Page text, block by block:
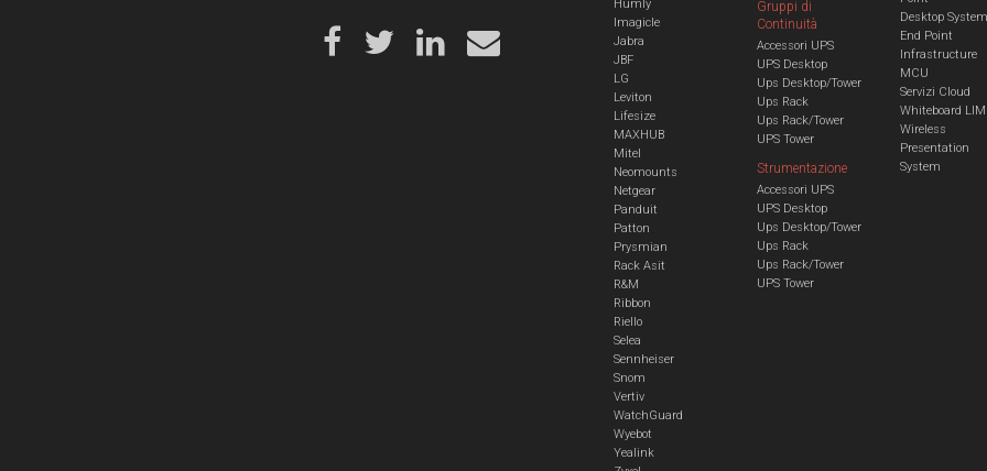
Humly
Imagicle
Jabra
JBF
LG
Leviton
Lifesize
MAXHUB
Mitel
Neomounts
Netgear
Panduit
Patton
Prysmian
Rack Asit
R&M
Ribbon
Riello
Selea
Sennheiser
Snom
Vertiv
WatchGuard
Wyebot
Yealink
Gruppi di
Continuità
Accessori UPS
UPS Desktop
Ups Desktop/Tower
Ups Rack
Ups Rack/Tower
UPS Tower
Strumentazione
Accessori UPS
UPS Desktop
Ups Desktop/Tower
Ups Rack
Ups Rack/Tower
UPS Tower
Desktop System
End Point
Infrastructure
MCU
Servizi Cloud
Whiteboard LIM
Wireless
Presentation
System